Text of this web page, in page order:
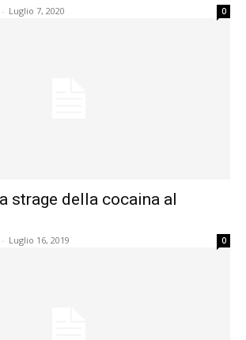
- Luglio 7, 2020 0
strage della cocaina al
- Luglio 16, 2019 0